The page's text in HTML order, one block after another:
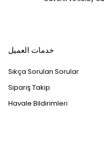
خدمات العميل
Sıkça Sorulan Sorular
Sipariş Takip
Havale Bildirimleri